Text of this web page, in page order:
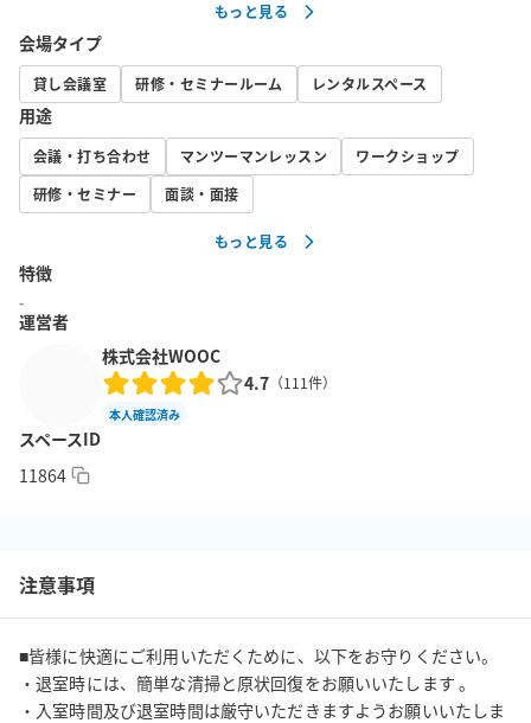
■設備
・Web会議システム『MAXHUB』
・Wi-Fi
・フリードリンク
・プロジェクター
・電源
⭐コンシェルジュによるお茶出しも可能！お気軽にお声掛けくださ
い。
コワーキングスペース併設なので、会議終了後にその場で作業
をすることも可能。（別途費用）
■予約可能時間
平日9：00～18：00（コンシェルジュ受付営業時間内）
※ご退室は18：00までにお願いいたします。
1/11(月)～2/5(土)
日曜日は全休日となります。
ご利用にあたりあらかじめご了承くださいませ。
もっと見る
会場タイプ
貸し会議室 研修・セミナールーム レンタルスペース
用途
会議・打ち合わせ マンツーマンレッスン
ワークショップ
研修・セミナー
面談・面接
もっと見る
特徴
-
運営者
株式会社WOOC
4.7 （111件）
本人確認済み
スペースID
11864
注意事項
■皆様に快適にご利用いただくために、以下をお守りください。
・退室時には、簡単な清掃と原状回復をお願いいたします 。
・入室時間及び退室時間は厳守いただきますようお願いいたしま